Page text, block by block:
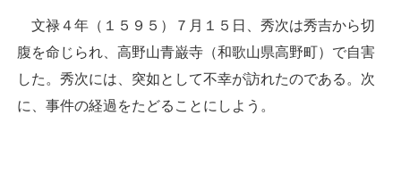
文禄４年（１５９５）７月１５日、秀次は秀吉から切
腹を命じられ、高野山青巌寺（和歌山県高野町）で自害
した。秀次には、突如として不幸が訪れたのである。次
に、事件の経過をたどることにしよう。